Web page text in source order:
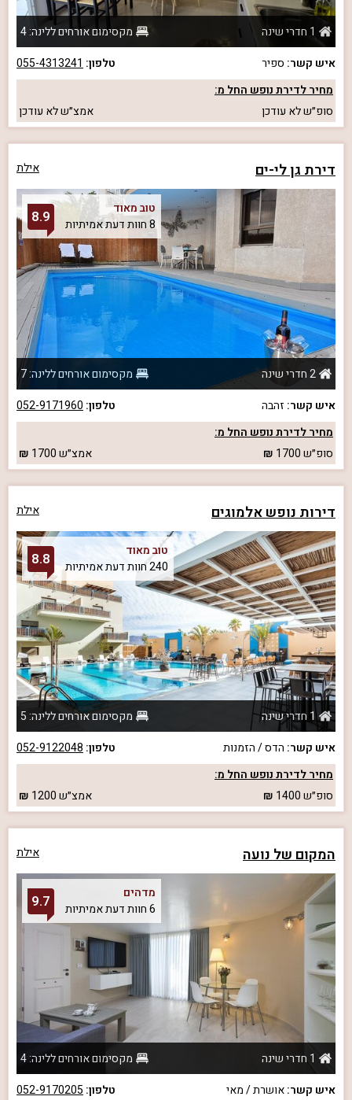
1 חדרי שינה
מקסימום אורחים ללינה: 4
איש קשר: ספיר טלפון: 055-4313241
מחיר לדירת נופש החל מ:
סופ״שלא עודכן אמצ״שלא עודכן
דירת גן לי-ים אילת
טוב מאוד
8 חוות דעת אמיתיות
8.9
2 חדרי שינה
מקסימום אורחים ללינה: 7
איש קשר: זהבה טלפון: 052-9171960
מחיר לדירת נופש החל מ:
סופ״ש1700 אמצ״ש1700
דירות נופש אלמוגים אילת
טוב מאוד
240 חוות דעת אמיתיות
8.8
1 חדרי שינה
מקסימום אורחים ללינה: 5
איש קשר: הדס / הזמנות טלפון: 052-9122048
מחיר לדירת נופש החל מ:
סופ״ש1400 אמצ״ש1200
המקום של נועה אילת
מדהים
6 חוות דעת אמיתיות
9.7
1 חדרי שינה
מקסימום אורחים ללינה: 4
איש קשר:אושרת / מאי טלפון: 052-9170205